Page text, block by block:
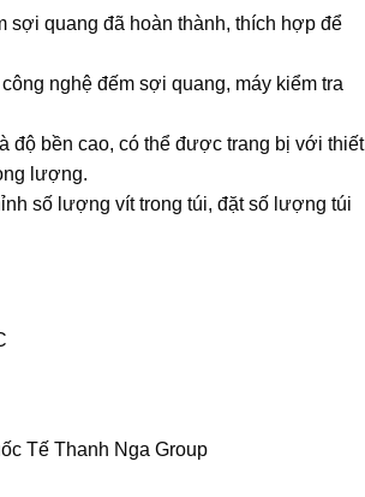
sợi quang đã hoàn thành, thích hợp để
nghệ đếm sợi quang, máy kiểm tra
độ bền cao, có thể được trang bị với thiết
lượng.
số lượng vít trong túi, đặt số lượng túi
Tế Thanh Nga Group